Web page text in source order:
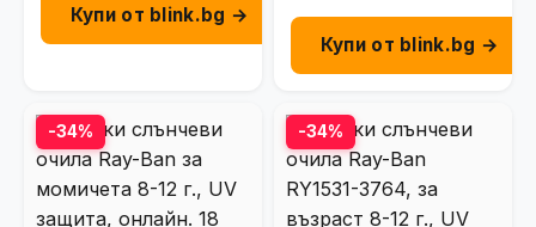
Купи от blink.bg →
Купи от blink.bg →
-34% -34%